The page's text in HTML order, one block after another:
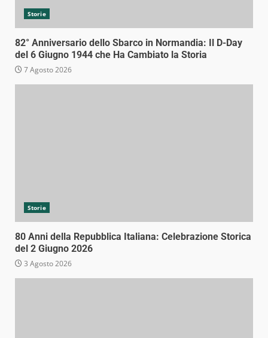
Storie
82° Anniversario dello Sbarco in Normandia: Il D-Day
del 6 Giugno 1944 che Ha Cambiato la Storia
7 Agosto 2026
Storie
80 Anni della Repubblica Italiana: Celebrazione Storica
del 2 Giugno 2026
3 Agosto 2026